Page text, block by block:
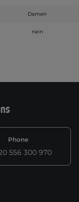
Damen
nein
Phone
556 300 970